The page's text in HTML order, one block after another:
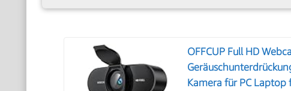
OFFCUP Full HD
Kamera für PC